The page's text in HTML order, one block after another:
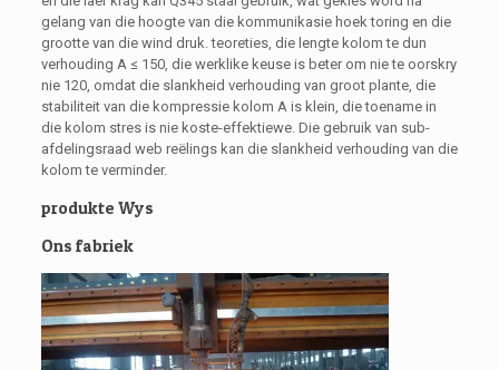
gelang van die hoogte van die kommunikasie hoek toring en die
grootte van die wind druk. teoreties, die lengte kolom te dun
verhouding A ≤ 150, die werklike keuse is beter om nie te oorskry
nie 120, omdat die slankheid verhouding van groot plante, die
stabiliteit van die kompressie kolom A is klein, die toename in
die kolom stres is nie koste-effektiewe. Die gebruik van sub-
afdelingsraad web reëlings kan die slankheid verhouding van die
kolom te verminder.
produkte Wys
Ons fabriek